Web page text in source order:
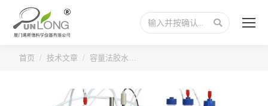
搜
索：
您的位置：
首页 技术文章 容量法胶水…